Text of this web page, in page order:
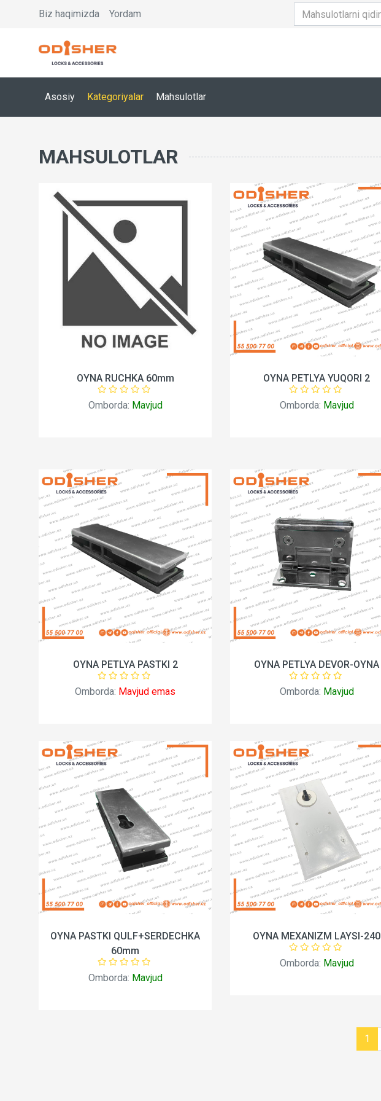
Biz haqimizda Yordam
Asosiy Kategoriyalar Mahsulotlar
MAHSULOTLAR
OYNA RUCHKA 60mm
Omborda: Mavjud
OYNA PETLYA YUQORI 2
Omborda: Mavjud
OYNA PETLYA PASTKI 2
Omborda: Mavjud emas
OYNA PETLYA DEVOR-OYNA
Omborda: Mavjud
OYNA PASTKI QULF+SERDECHKA
60mm
Omborda: Mavjud
OYNA MEXANIZM LAYSI-240
Omborda: Mavjud
1